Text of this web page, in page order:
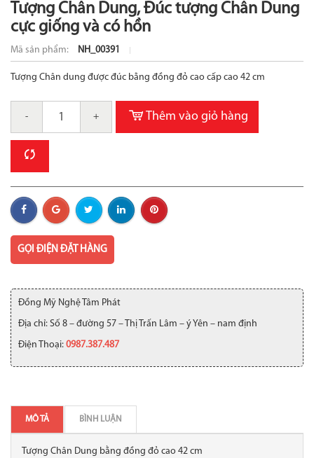
Tượng Chân Dung, Đúc tượng Chân Dung
cực giống và có hồn
Mã sản phẩm: NH_00391
Tượng Chân dung được đúc bằng đồng đỏ cao cấp cao 42 cm
- + Thêm vào giỏ hàng
GỌI ĐIỆN ĐẶT HÀNG
Đồng Mỹ Nghệ Tâm Phát
Địa chỉ: Số 8 – đường 57 – Thị Trấn Lâm – ý Yên – nam định
Điện Thoại: 0987.387.487
MÔ TẢ BÌNH LUẬN
Tượng Chân Dung bằng đồng đỏ cao 42 cm